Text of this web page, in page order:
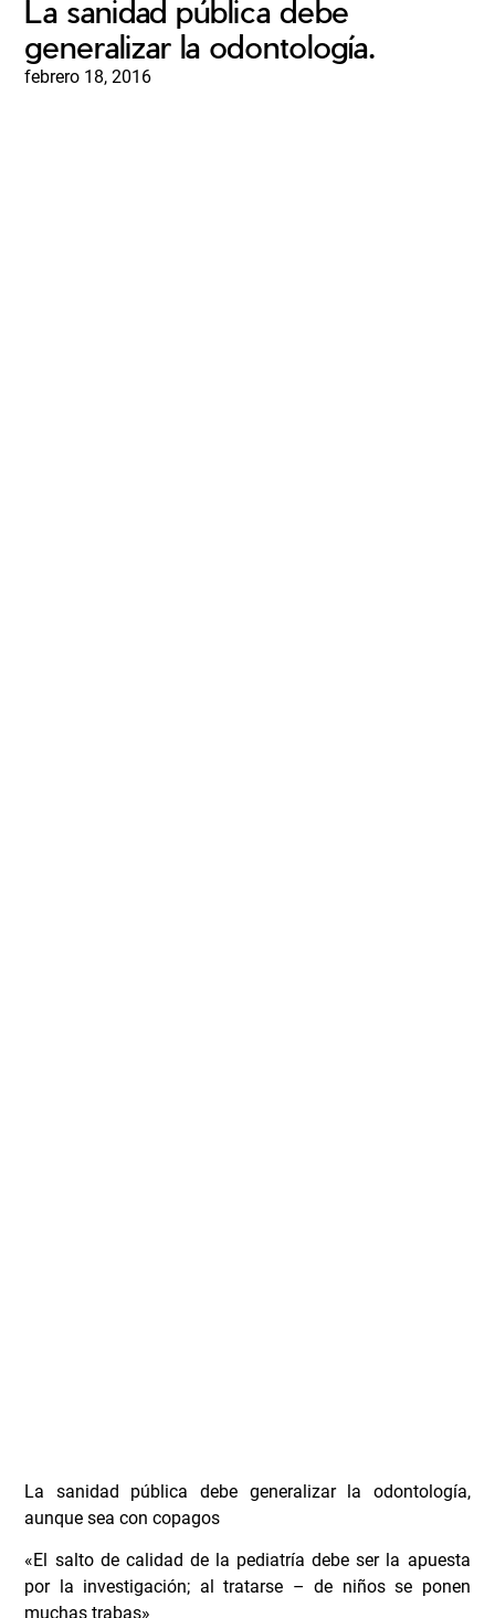
La sanidad pública debe
generalizar la odontología.
febrero 18, 2016
La sanidad pública debe generalizar la odontología,
aunque sea con copagos
«El salto de calidad de la pediatría debe ser la apuesta
por la investigación; al tratarse – de niños se ponen
muchas trabas»